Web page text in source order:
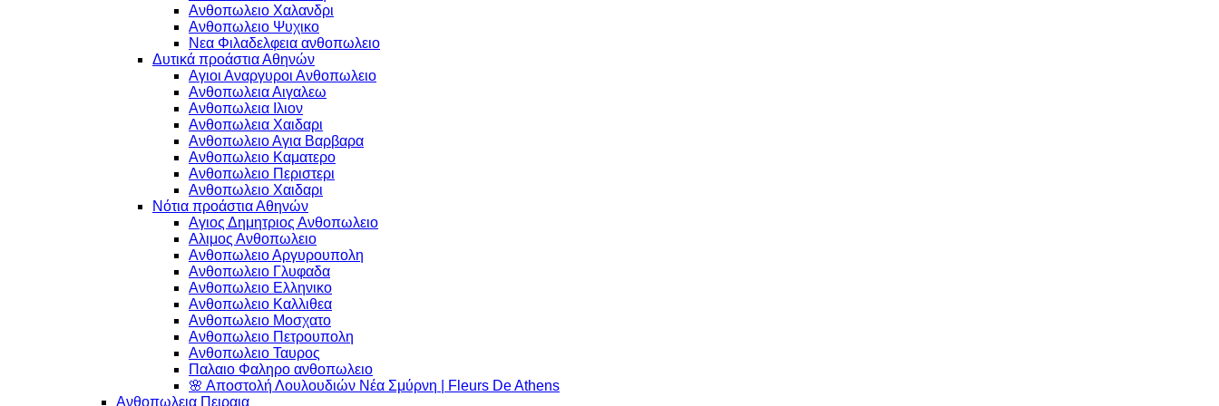
Ανθοπωλειο Χαλανδρι
Ανθοπωλειο Ψυχικο
Νεα Φιλαδελφεια ανθοπωλειο
Δυτικά προάστια Αθηνών
Αγιοι Αναργυροι Ανθοπωλειο
Ανθοπωλεια Αιγαλεω
Ανθοπωλεια Ιλιον
Ανθοπωλεια Χαιδαρι
Ανθοπωλειο Αγια Βαρβαρα
Ανθοπωλειο Καματερο
Ανθοπωλειο Περιστερι
Ανθοπωλειο Χαιδαρι
Νότια προάστια Αθηνών
Αγιος Δημητριος Ανθοπωλειο
Αλιμος Ανθοπωλειο
Ανθοπωλειο Αργυρουπολη
Ανθοπωλειο Γλυφαδα
Ανθοπωλειο Ελληνικο
Ανθοπωλειο Καλλιθεα
Ανθοπωλειο Μοσχατο
Ανθοπωλειο Πετρουπολη
Ανθοπωλειο Ταυρος
Παλαιο Φαληρο ανθοπωλειο
🌸 Αποστολή Λουλουδιών Νέα Σμύρνη | Fleurs De Athens
Ανθοπωλεια Πειραια